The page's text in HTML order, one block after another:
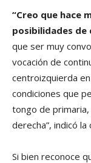
“Creo que hace
posibilidades
que ser muy
vocación de
centroizquierda
condiciones que
tongo de
derecha”, indicó la
Si bien reconoce